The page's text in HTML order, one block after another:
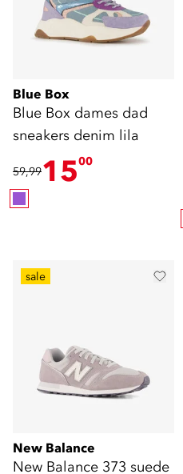
Blue Box
Blue Box dames dad
sneakers denim lila
59,991500
sale
New Balance
New Balance 373 suede